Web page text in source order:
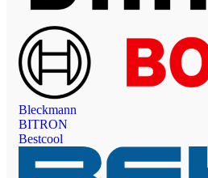
Bleckmann
BITRON
Bestcool